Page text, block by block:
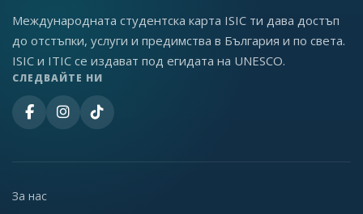
Международната студентска карта ISIC ти дава достъп
до отстъпки, услуги и предимства в България и по света.
ISIC и ITIC се издават под егидата на UNESCO.
СЛЕДВАЙТЕ НИ
За нас